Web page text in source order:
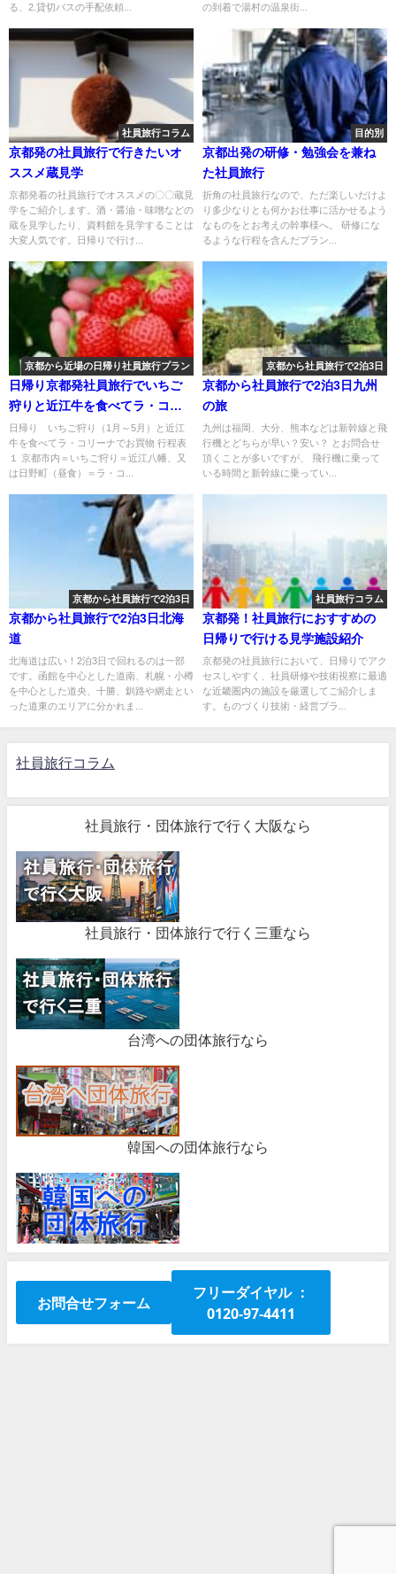
る、2.貸切バスの手配依頼...
の到着で湯村の温泉街...
社員旅行コラム
京都発の社員旅行で行きたいオ
ススメ蔵見学
京都発着の社員旅行でオススメの〇〇蔵見
学をご紹介します。酒・醤油・味噌などの
蔵を見学したり、資料館を見学することは
大変人気です。日帰りで行け...
目的別
京都出発の研修・勉強会を兼ね
た社員旅行
折角の社員旅行なので、ただ楽しいだけよ
り多少なりとも何かお仕事に活かせるよう
なものをとお考えの幹事様へ。 研修にな
るような行程を含んだプラン...
京都から近場の日帰り社員旅行プラン
日帰り京都発社員旅行でいちご
狩りと近江牛を食べてラ・コリ
ーナでお買物コース
日帰り いちご狩り（1月～5月）と近江
牛を食べてラ・コリーナでお買物 行程表
１ 京都市内＝いちご狩り＝近江八幡、又
は日野町（昼食）＝ラ・コ...
京都から社員旅行で2泊3日
京都から社員旅行で2泊3日九州
の旅
九州は福岡、大分、熊本などは新幹線と飛
行機とどちらが早い？安い？ とお問合せ
頂くことが多いですが、 飛行機に乗って
いる時間と新幹線に乗ってい...
京都から社員旅行で2泊3日
京都から社員旅行で2泊3日北海
道
北海道は広い！2泊3日で回れるのは一部
です。函館を中心とした道南、札幌・小樽
を中心とした道央、十勝、釧路や網走とい
った道東のエリアに分かれま...
社員旅行コラム
京都発！社員旅行におすすめの
日帰りで行ける見学施設紹介
京都発の社員旅行において、日帰りでアク
セスしやすく、社員研修や技術視察に最適
な近畿圏内の施設を厳選してご紹介しま
す。ものづくり技術・経営ブラ...
社員旅行コラム
社員旅行・団体旅行で行く大阪なら
社員旅行・団体旅行で行く三重なら
台湾への団体旅行なら
韓国への団体旅行なら
お問合せフォーム
フリーダイヤル ：
0120-97-4411